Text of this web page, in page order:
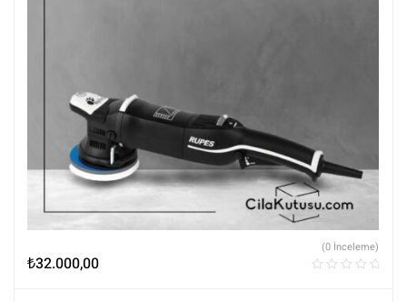
₺32.000,00
(0 İnceleme)